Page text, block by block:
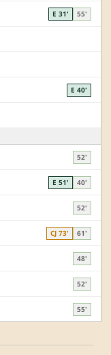
E 31' 55'
E 40'
52'
E 51' 40'
52'
CJ 73' 61'
48'
52'
55'